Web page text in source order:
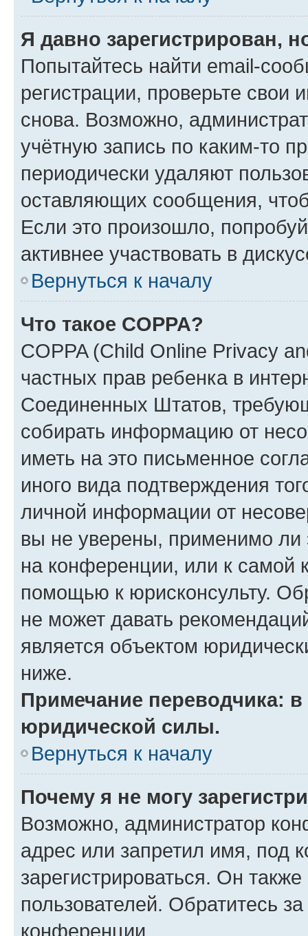
Я давно зарегистрирован,
Попытайтесь найти email-
регистрации, проверьте свои
снова. Возможно,
учётную запись по каким-то
периодически удаляют
оставляющих сообщения,
Если это произошло,
активнее участвовать в
Вернуться к началу
Что такое COPPA?
COPPA (Child Online Privacy
частных прав ребенка в
Соединенных Штатов,
собирать информацию от
иметь на это письменное
иного вида подтверждения
личной информации от
вы не уверены, применимо ли
на конференции, или к самой
помощью к юрисконсульту.
не может давать
является объектом
ниже.
Примечание переводчика:
юридической силы.
Вернуться к началу
Почему я не могу
Возможно, администратор
адрес или запретил имя, под
зарегистрироваться. Он
пользователей. Обратитесь
конференции.